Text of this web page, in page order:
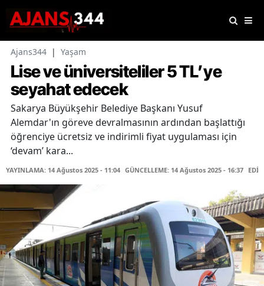
Ajans344 | Yaşam
Lise ve üniversiteliler 5 TL’ye
seyahat edecek
Sakarya Büyükşehir Belediye Başkanı Yusuf
Alemdar'ın göreve devralmasının ardından başlattığı
öğrenciye ücretsiz ve indirimli fiyat uygulaması için
‘devam’ kara...
YAYINLAMA: 14 Ağustos 2025 - 11:04 GÜNCELLEME: 14 Ağustos 2025 - 16:37